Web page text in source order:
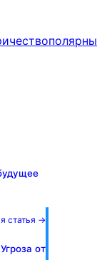
статья →
от